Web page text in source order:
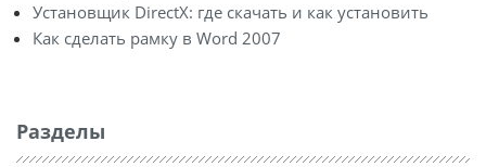
Установщик DirectX: где скачать и как установить
Как сделать рамку в Word 2007
Разделы